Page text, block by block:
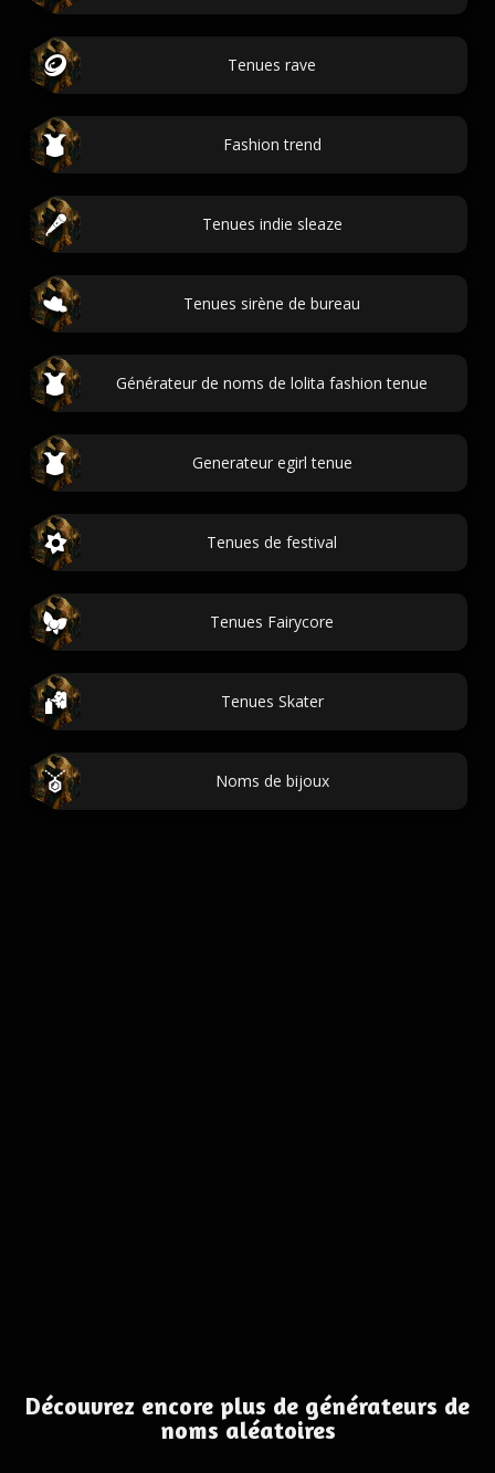
Tenues rave
Fashion trend
Tenues indie sleaze
Tenues sirène de bureau
Générateur de noms de lolita fashion tenue
Generateur egirl tenue
Tenues de festival
Tenues Fairycore
Tenues Skater
Noms de bijoux
Découvrez encore plus de générateurs de
noms aléatoires